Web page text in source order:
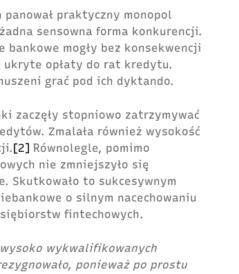
praktyczny monopol
sensowna forma konkurencji.
mogły bez konsekwencji
ukryte opłaty do rat kredytu.
grać pod ich dyktando.
zaczęły stopniowo zatrzymywać
Zmalała również wysokość
[2] Równolegle, pomimo
nie zmniejszyło się
Skutkowało to sukcesywnym
o silnym nacechowaniu
fintechowych.
wykwalifikowanych
ponieważ po prostu